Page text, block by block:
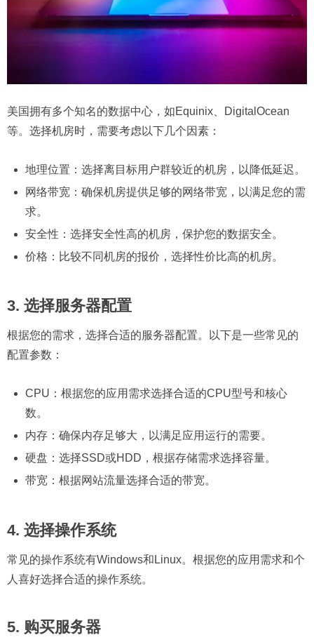
美国拥有多个知名的数据中心，如Equinix、DigitalOcean
等。选择机房时，需要考虑以下几个因素：
地理位置：选择离目标用户群较近的机房，以降低延迟。
网络带宽：确保机房提供足够的网络带宽，以满足您的需
求。
安全性：选择安全性高的机房，保护您的数据安全。
价格：比较不同机房的报价，选择性价比高的机房。
3. 选择服务器配置
根据您的需求，选择合适的服务器配置。以下是一些常见的
配置参数：
CPU：根据您的应用需求选择合适的CPU型号和核心
数。
内存：确保内存足够大，以满足应用运行的需要。
硬盘：选择SSD或HDD，根据存储需求选择容量。
带宽：根据网站流量选择合适的带宽。
4. 选择操作系统
常见的操作系统有Windows和Linux。根据您的应用需求和个
人喜好选择合适的操作系统。
5. 购买服务器